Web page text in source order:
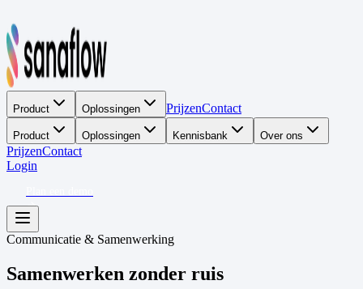
Product Oplossingen PrijzenContact
Product Oplossingen Kennisbank Over ons
PrijzenContact
Login
Communicatie & Samenwerking
Samenwerken zonder ruis